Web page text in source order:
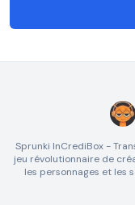
Sprunki InCrediBox -
jeu révolutionnaire de
les personnages et les